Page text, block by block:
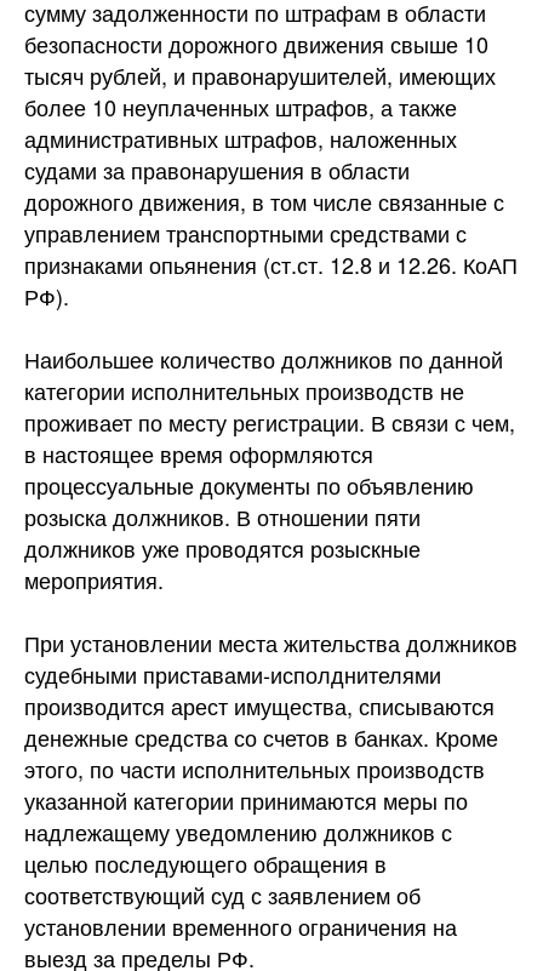
сумму задолженности по штрафам в области
безопасности дорожного движения свыше 10
тысяч рублей, и правонарушителей, имеющих
более 10 неуплаченных штрафов, а также
административных штрафов, наложенных
судами за правонарушения в области
дорожного движения, в том числе связанные с
управлением транспортными средствами с
признаками опьянения (ст.ст. 12.8 и 12.26. КоАП
РФ).
Наибольшее количество должников по данной
категории исполнительных производств не
проживает по месту регистрации. В связи с чем,
в настоящее время оформляются
процессуальные документы по объявлению
розыска должников. В отношении пяти
должников уже проводятся розыскные
мероприятия.
При установлении места жительства должников
судебными приставами-исполднителями
производится арест имущества, списываются
денежные средства со счетов в банках. Кроме
этого, по части исполнительных производств
указанной категории принимаются меры по
надлежащему уведомлению должников с
целью последующего обращения в
соответствующий суд с заявлением об
установлении временного ограничения на
выезд за пределы РФ.